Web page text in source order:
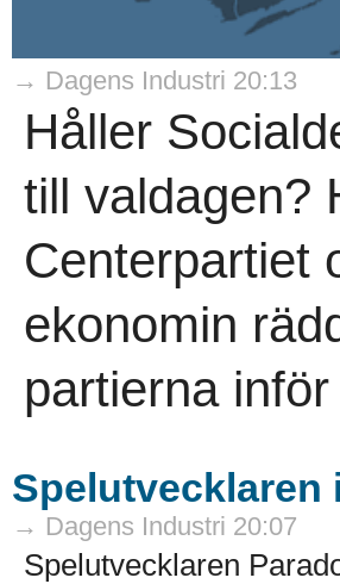
→ Dagens Industri 20:13
Håller
till valdagen?
Centerpartiet
ekonomin
partierna inför
Spelutvecklaren
→ Dagens Industri 20:07
Spelutvecklaren